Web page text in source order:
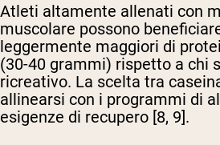
Atleti altamente allenati con
muscolare possono
leggermente maggiori di
(30-40 grammi) rispetto a chi
ricreativo. La scelta tra
allinearsi con i programmi di
esigenze di recupero [8, 9].